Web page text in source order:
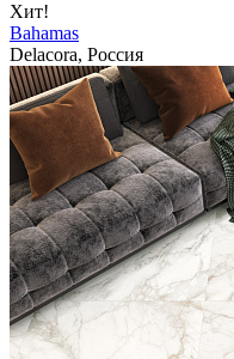
Хит!
Bahamas
Delacora, Россия